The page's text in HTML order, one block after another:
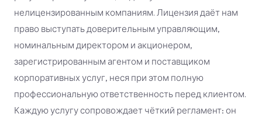
нелицензированным компаниям. Лицензия даёт нам
право выступать доверительным управляющим,
номинальным директором и акционером,
зарегистрированным агентом и поставщиком
корпоративных услуг, неся при этом полную
профессиональную ответственность перед клиентом.
Каждую услугу сопровождает чёткий регламент: он